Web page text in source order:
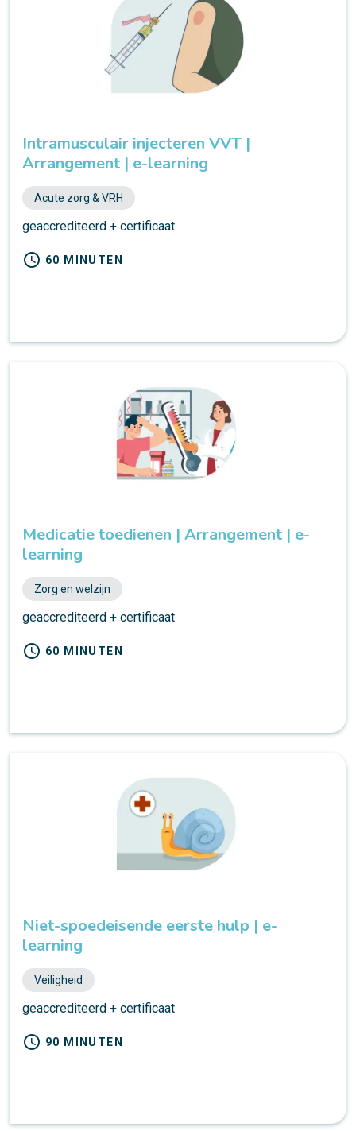
Intramusculair injecteren VVT |
Arrangement | e-learning
Acute zorg & VRH
geaccrediteerd + certificaat
schedule 60 MINUTEN
Medicatie toedienen | Arrangement | e-
learning
Zorg en welzijn
geaccrediteerd + certificaat
schedule 60 MINUTEN
Niet-spoedeisende eerste hulp | e-
learning
Veiligheid
geaccrediteerd + certificaat
schedule 90 MINUTEN